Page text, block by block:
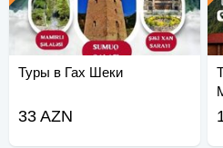
Туры в Гах Шеки
33 AZN